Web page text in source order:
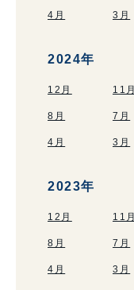
4月 3月
2024年
12月 11月
8月 7月
4月 3月
2023年
12月 11月
8月 7月
4月 3月